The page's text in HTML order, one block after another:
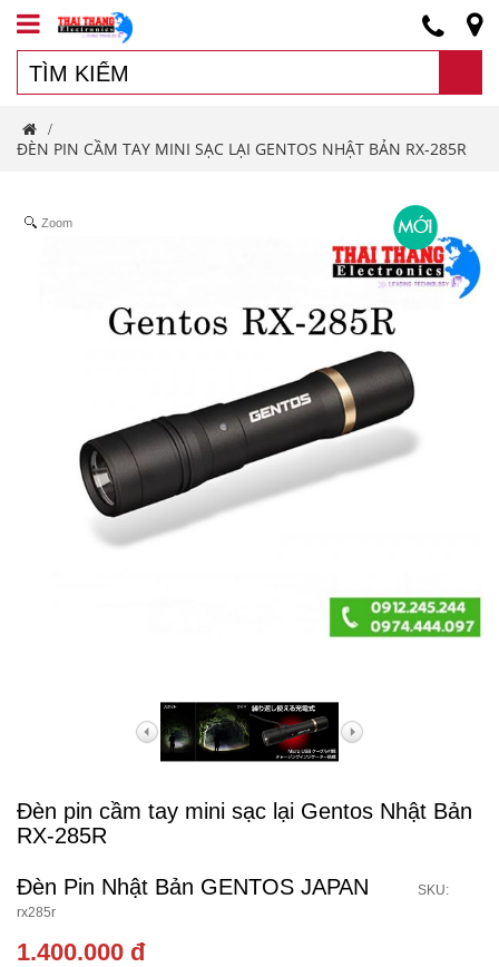
/
ĐÈN PIN CẦM TAY MINI SẠC LẠI GENTOS NHẬT BẢN RX-285R
Zoom
Đèn pin cầm tay mini sạc lại Gentos Nhật Bản
RX-285R
Đèn Pin Nhật Bản GENTOS JAPAN
SKU:
rx285r
1.400.000 đ